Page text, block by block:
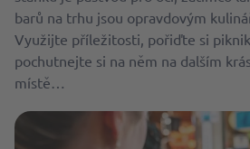
barů na trhu jsou opravdovým
Využijte příležitosti, pořiďte si
pochutnejte si na něm na dalším
místě…